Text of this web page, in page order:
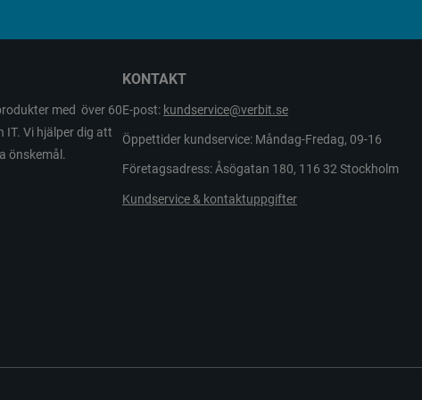
med över 60
IT. Vi hjälper dig att
önskemål.
KONTAKT
E-post: kundservice@verbit.se
Öppettider kundservice: Måndag-Fredag, 09-16
Företagsadress: Åsögatan 180, 116 32 Stockholm
Kundservice & kontaktuppgifter